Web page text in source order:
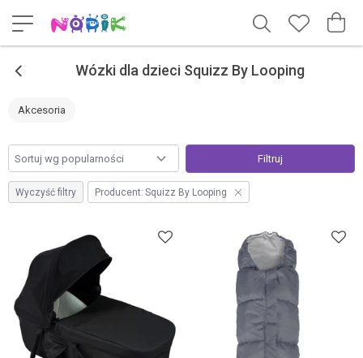
< Wózki dla dzieci Squizz By Looping
Akcesoria
Filtruj
Wyczyść filtry Producent: Squizz By Looping